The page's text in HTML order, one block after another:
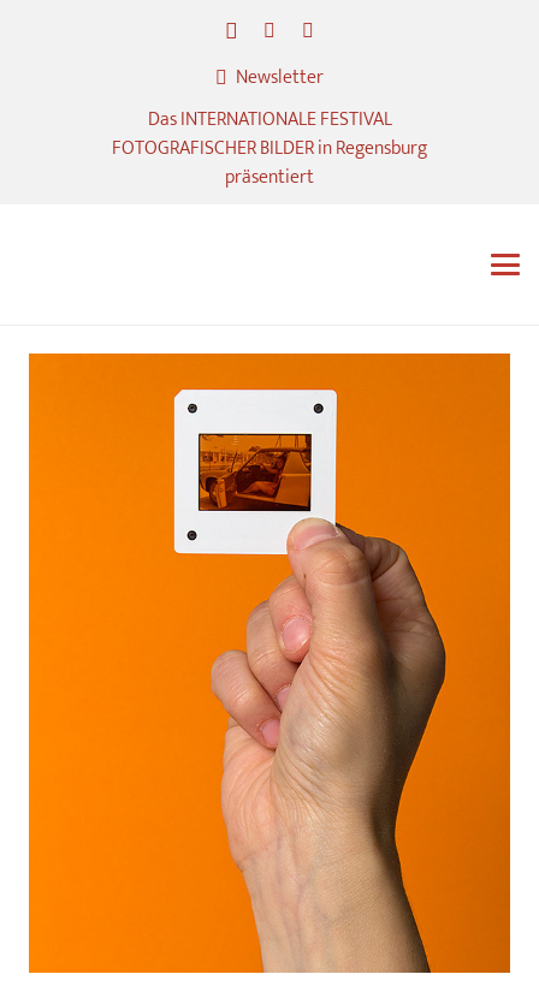
Newsletter
Das INTERNATIONALE FESTIVAL
FOTOGRAFISCHER BILDER in Regensburg
präsentiert